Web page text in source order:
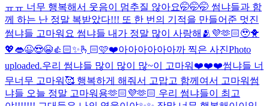
ㅠㅠ 너무 행복해서 웃음이 멈추질 않아요🤭🤭🤭 썸냐들과 함
께 하는 난 정말 복받았다!!! 또 한 번의 기적을 만들어준 멋진
썸냐들 고마워요 썸냐들 내가 정말 많이 사랑해🫂💜🫶🏻🥹🐥
💖👄😉😍😭👍🏻✨🫰🏻🩷❤️아아아아아아까 찍은 사진Photo
uploaded.우리 썸냐들 많이 많이 많~이 고마워❤️❤️❤️썸냐들 너
무너무 고마워🥰 행복하게 해줘서 고맙고 함께여서 고마워썸
냐들 오늘 정말 고마워용🫶🏻💜🫶🏻 우리 썸냐들이 최고